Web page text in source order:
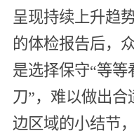
呈现持续上升趋
的体检报告后，
是选择保守“等等
刀”，难以做出合
边区域的小结节